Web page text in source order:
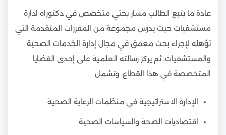
عادة ما يتبع الطالب مسار بحثي متخصص في دكتوراه ادارة
مستشفيات حيث يدرس مجموعة من المقررات المتقدمة التي
تؤهله لإجراء بحث معمق في مجال إدارة الخدمات الصحية
والمستشفيات، ثم يركز رسالته العلمية على إحدى القضايا
المتخصصة في هذا القطاع، وتشمل:
الإدارة الاستراتيجية في منظمات الرعاية الصحية
اقتصاديات الصحة والسياسات الصحية